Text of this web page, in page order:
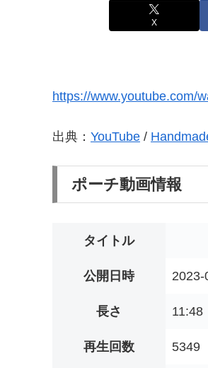
X
https://www.youtube.com/
出典： YouTube /
ポーチ動画情報
タイトル
公開日時 2023-
長さ 11:48
再生回数 5349